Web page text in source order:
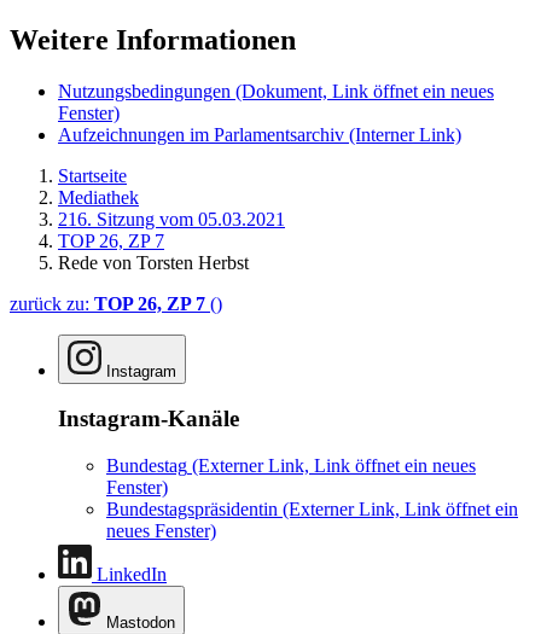
Weitere Informationen
Nutzungsbedingungen (Dokument, Link öffnet ein neues
Fenster)
Aufzeichnungen im Parlamentsarchiv (Interner Link)
Startseite
Mediathek
216. Sitzung vom 05.03.2021
TOP 26, ZP 7
Rede von Torsten Herbst
zurück zu: TOP 26, ZP 7 ()
Instagram
Instagram-Kanäle
Bundestag (Externer Link, Link öffnet ein neues
Fenster)
Bundestagspräsidentin (Externer Link, Link öffnet ein
neues Fenster)
LinkedIn
Mastodon